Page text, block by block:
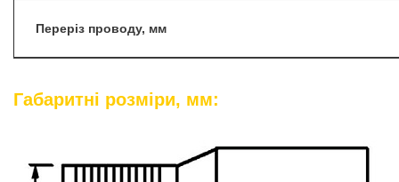
Переріз проводу, мм
Габаритні розміри, мм: